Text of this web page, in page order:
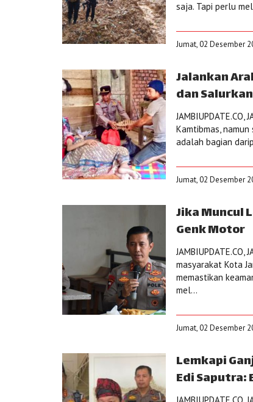
saja. Tapi perlu
Jumat, 02 Desember
Jalankan
dan
Kamtibmas,
adalah bagian
Jumat, 02 Desember
Jika Muncul
Genk Motor
masyarakat Kota
memastikan
mel...
Jumat, 02 Desember
Lemkapi
Edi Saputra: